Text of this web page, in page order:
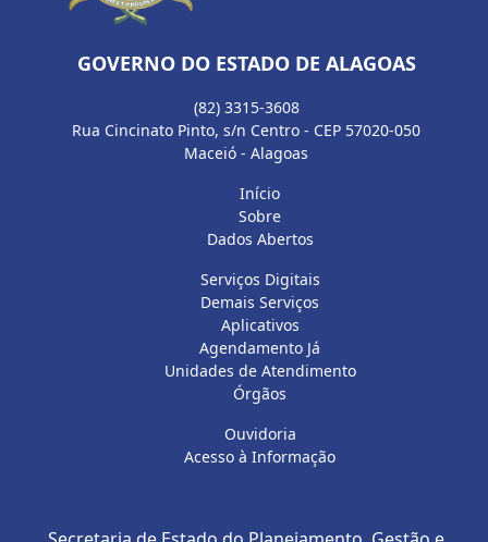
GOVERNO DO ESTADO DE ALAGOAS
(82) 3315-3608
Rua Cincinato Pinto, s/n Centro - CEP 57020-050
Maceió - Alagoas
Início
Sobre
Dados Abertos
Serviços Digitais
Demais Serviços
Aplicativos
Agendamento Já
Unidades de Atendimento
Órgãos
Ouvidoria
Acesso à Informação